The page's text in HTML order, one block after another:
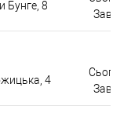
Бунге, 8
4